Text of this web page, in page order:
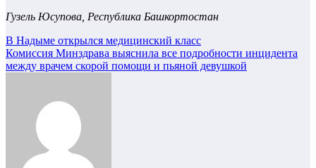
Гузель Юсупова, Республика Башкортостан
Навигация
по
В Надыме открылся медицинский класс
Комиссия Минздрава выяснила все подробности инцидента
между врачем скорой помощи и пьяной девушкой